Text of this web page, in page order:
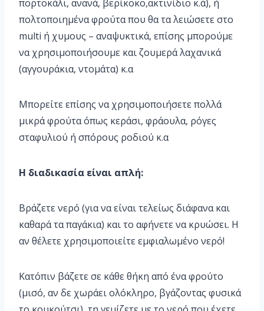
πορτοκάλι, ανανά, βερίκοκο,ακτινίδιο κ.ά), ή
πολτοποιημένα φρούτα που θα τα λειώσετε στο
multi ή χυμους – αναψυκτικά, επίσης μπορούμε
να χρησιμοποιήσουμε και ζουμερά λαχανικά
(αγγουράκια, ντομάτα) κ.α
Μπορείτε επίσης να χρησιμοποιήσετε πολλά
μικρά φρούτα όπως κεράσι, φράουλα, ρόγες
σταφυλιού ή σπόρους ροδιού κ.α
Η διαδικασία είναι απλή:
Βράζετε νερό (για να είναι τελείως διάφανα και
καθαρά τα παγάκια) και το αφήνετε να κρυώσει. Η
αν θέλετε χρησιμοποιείτε εμφιαλωμένο νερό!
Κατόπιν βάζετε σε κάθε θήκη από ένα φρούτο
(μισό, αν δε χωράει ολόκληρο, βγάζοντας φυσικά